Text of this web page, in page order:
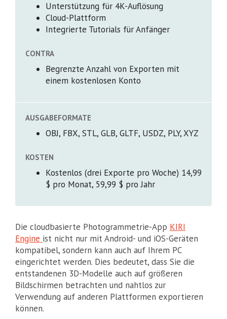
Unterstützung für 4K-Auflösung
Cloud-Plattform
Integrierte Tutorials für Anfänger
CONTRA
Begrenzte Anzahl von Exporten mit
einem kostenlosen Konto
AUSGABEFORMATE
OBJ, FBX, STL, GLB, GLTF, USDZ, PLY, XYZ
KOSTEN
Kostenlos (drei Exporte pro Woche) 14,99
$ pro Monat, 59,99 $ pro Jahr
Die cloudbasierte Photogrammetrie-App KIRI
Engine ist nicht nur mit Android- und iOS-Geräten
kompatibel, sondern kann auch auf Ihrem PC
eingerichtet werden. Dies bedeutet, dass Sie die
entstandenen 3D-Modelle auch auf größeren
Bildschirmen betrachten und nahtlos zur
Verwendung auf anderen Plattformen exportieren
können.